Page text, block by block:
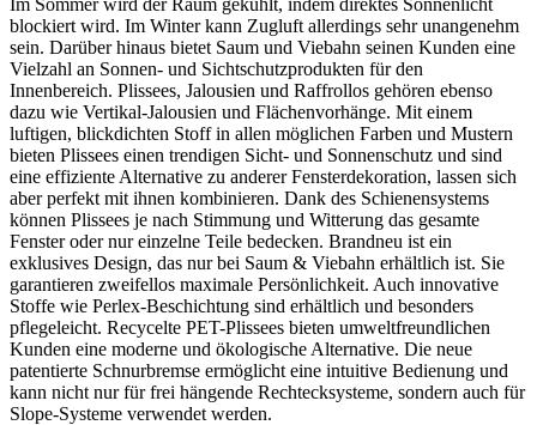
blockiert wird. Im Winter kann Zugluft allerdings sehr unangenehm
sein. Darüber hinaus bietet Saum und Viebahn seinen Kunden eine
Vielzahl an Sonnen- und Sichtschutzprodukten für den
Innenbereich. Plissees, Jalousien und Raffrollos gehören ebenso
dazu wie Vertikal-Jalousien und Flächenvorhänge. Mit einem
luftigen, blickdichten Stoff in allen möglichen Farben und Mustern
bieten Plissees einen trendigen Sicht- und Sonnenschutz und sind
eine effiziente Alternative zu anderer Fensterdekoration, lassen sich
aber perfekt mit ihnen kombinieren. Dank des Schienensystems
können Plissees je nach Stimmung und Witterung das gesamte
Fenster oder nur einzelne Teile bedecken. Brandneu ist ein
exklusives Design, das nur bei Saum & Viebahn erhältlich ist. Sie
garantieren zweifellos maximale Persönlichkeit. Auch innovative
Stoffe wie Perlex-Beschichtung sind erhältlich und besonders
pflegeleicht. Recycelte PET-Plissees bieten umweltfreundlichen
Kunden eine moderne und ökologische Alternative. Die neue
patentierte Schnurbremse ermöglicht eine intuitive Bedienung und
kann nicht nur für frei hängende Rechtecksysteme, sondern auch für
Slope-Systeme verwendet werden.